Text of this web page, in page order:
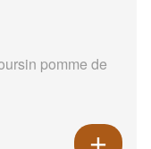
pomme de